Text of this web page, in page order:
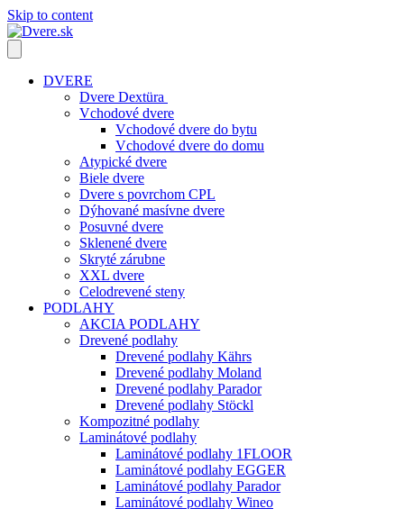
Skip to content
DVERE
Dvere Dextüra
Vchodové dvere
Vchodové dvere do bytu
Vchodové dvere do domu
Atypické dvere
Biele dvere
Dvere s povrchom CPL
Dýhované masívne dvere
Posuvné dvere
Sklenené dvere
Skryté zárubne
XXL dvere
Celodrevené steny
PODLAHY
AKCIA PODLAHY
Drevené podlahy
Drevené podlahy Kährs
Drevené podlahy Moland
Drevené podlahy Parador
Drevené podlahy Stöckl
Kompozitné podlahy
Laminátové podlahy
Laminátové podlahy 1FLOOR
Laminátové podlahy EGGER
Laminátové podlahy Parador
Laminátové podlahy Wineo